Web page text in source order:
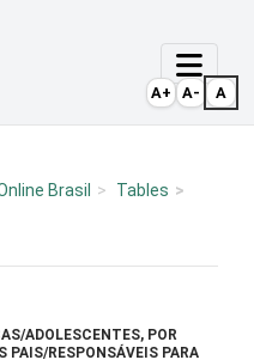
Brasil Tables
ADOLESCENTES, POR
PAIS/RESPONSÁVEIS PARA
A+ A- A